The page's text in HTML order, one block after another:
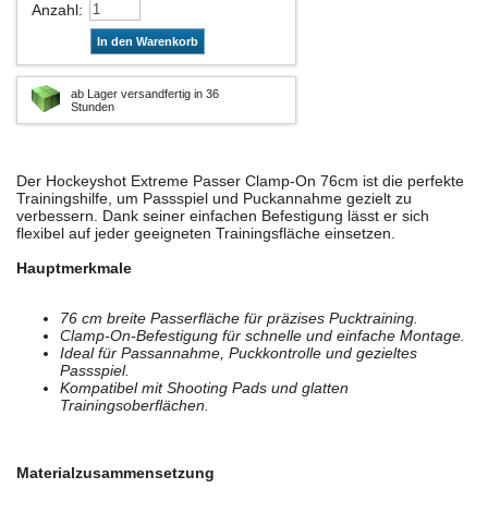
Anzahl:
In den Warenkorb
ab Lager versandfertig in 36
Stunden
Der Hockeyshot Extreme Passer Clamp-On 76cm ist die perfekte
Trainingshilfe, um Passspiel und Puckannahme gezielt zu
verbessern. Dank seiner einfachen Befestigung lässt er sich
flexibel auf jeder geeigneten Trainingsfläche einsetzen.
Hauptmerkmale
76 cm breite Passerfläche für präzises Pucktraining.
Clamp-On-Befestigung für schnelle und einfache Montage.
Ideal für Passannahme, Puckkontrolle und gezieltes
Passspiel.
Kompatibel mit Shooting Pads und glatten
Trainingsoberflächen.
Materialzusammensetzung